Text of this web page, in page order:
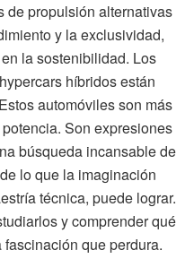
de propulsión alternativas
y la exclusividad,
la sostenibilidad. Los
híbridos están
automóviles son más
Son expresiones
búsqueda incansable de
lo que la imaginación
técnica, puede lograr.
y comprender qué
que perdura.